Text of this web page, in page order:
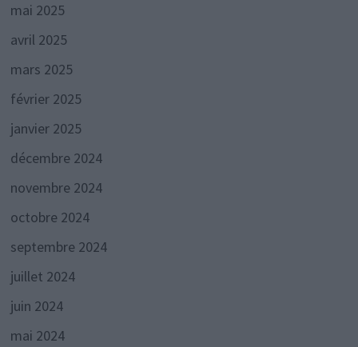
mai 2025
avril 2025
mars 2025
février 2025
janvier 2025
décembre 2024
novembre 2024
octobre 2024
septembre 2024
juillet 2024
juin 2024
mai 2024